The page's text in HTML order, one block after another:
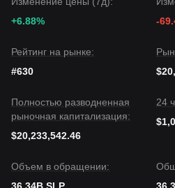
Smooth Love Potion в ближайшее
удержание поддержки
$0.00050
значение. Если этот уровень
тренд может сместиться в
+6.88%
-
Рейтинг на рынке:
#630
Полностью разводненная
рыночная капитализация:
$20,233,542.46
24
Объем в обращении: